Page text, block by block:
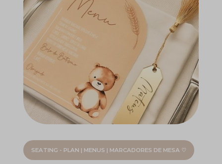
SEATING - PLAN | MENUS | MARCADORES DE MESA ♡